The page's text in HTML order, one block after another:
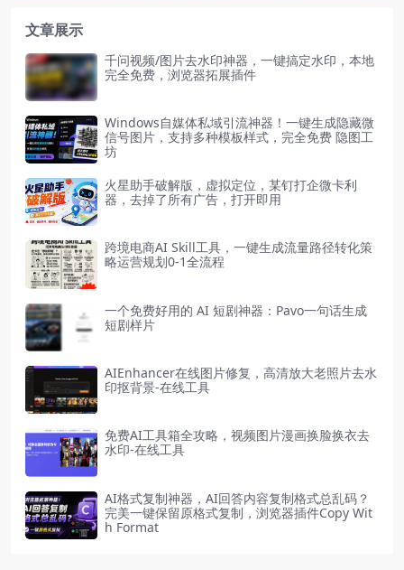
文章展示
千问视频/图片去水印神器，一键搞定水印，本地
完全免费，浏览器拓展插件
Windows自媒体私域引流神器！一键生成隐藏微
信号图片，支持多种模板样式，完全免费 隐图工
坊
火星助手破解版，虚拟定位，某钉打企微卡利
器，去掉了所有广告，打开即用
跨境电商AI Skill工具，一键生成流量路径转化策
略运营规划0-1全流程
一个免费好用的 AI 短剧神器：Pavo一句话生成
短剧样片
AIEnhancer在线图片修复，高清放大老照片去水
印抠背景-在线工具
免费AI工具箱全攻略，视频图片漫画换脸换衣去
水印-在线工具
AI格式复制神器，AI回答内容复制格式总乱码？
完美一键保留原格式复制，浏览器插件Copy Wit
h Format